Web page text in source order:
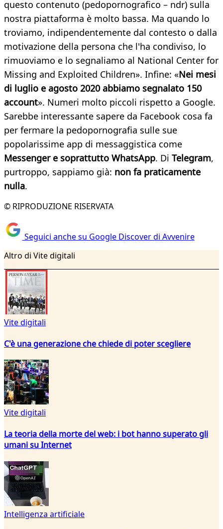
questo contenuto (pedopornografico – ndr) sulla
nostra piattaforma è molto bassa. Ma quando lo
troviamo, indipendentemente dal contesto o dalla
motivazione della persona che l'ha condiviso, lo
rimuoviamo e lo segnaliamo al National Center for
Missing and Exploited Children». Infine: «Nei mesi
di luglio e agosto 2020 abbiamo segnalato 150
account». Numeri molto piccoli rispetto a Google.
Sarebbe interessante sapere da Facebook cosa fa
per fermare la pedopornografia sulle sue
popolarissime app di messaggistica come
Messenger e soprattutto WhatsApp. Di Telegram,
purtroppo, sappiamo già: non fa praticamente
nulla.
© RIPRODUZIONE RISERVATA
Seguici anche su Google Discover di Avvenire
Altro di Vite digitali
Vite digitali
C'è una generazione che chiede di poter scegliere
Vite digitali
La teoria della morte del web: i bot hanno superato gli
umani su Internet
Intelligenza artificiale